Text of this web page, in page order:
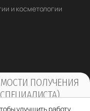
и косметологии
ПОЛУЧЕНИЯ
И
улучшить работу